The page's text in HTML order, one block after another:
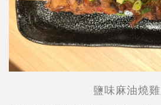
鹽味麻油燒